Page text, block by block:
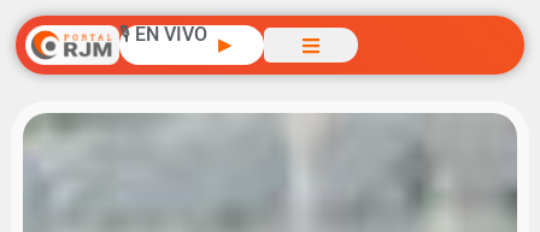
🎙️ EN VIVO ▶